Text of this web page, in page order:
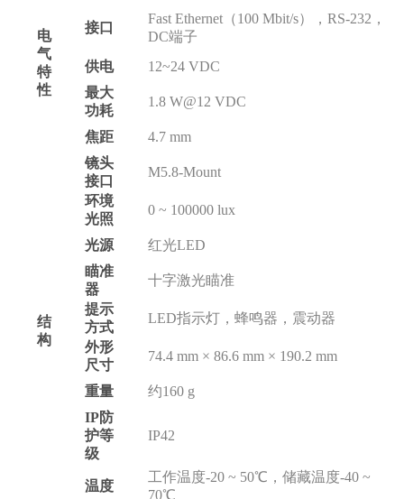
电
气
特
性
接口
Fast Ethernet（100 Mbit/s），RS-232，
DC端子
供电
12~24 VDC
最大
功耗
1.8 W@12 VDC
结
构
焦距
4.7 mm
镜头
接口
M5.8-Mount
环境
光照
0 ~ 100000 lux
光源
红光LED
瞄准
器
十字激光瞄准
提示
方式
LED指示灯，蜂鸣器，震动器
外形
尺寸
74.4 mm × 86.6 mm × 190.2 mm
重量
约160 g
IP防
护等
级
IP42
温度
工作温度-20 ~ 50℃，储藏温度-40 ~
70℃